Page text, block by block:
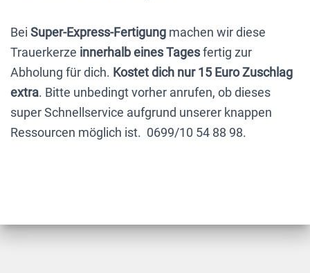
Bei Super-Express-Fertigung machen wir diese
Trauerkerze innerhalb eines Tagesfertig zur
Abholung für dich. Kostet dich nur 15 Euro Zuschlag
extra. Bitte unbedingt vorher anrufen, ob dieses
super Schnellservice aufgrund unserer knappen
Ressourcen möglich ist. 0699/10 54 88 98.